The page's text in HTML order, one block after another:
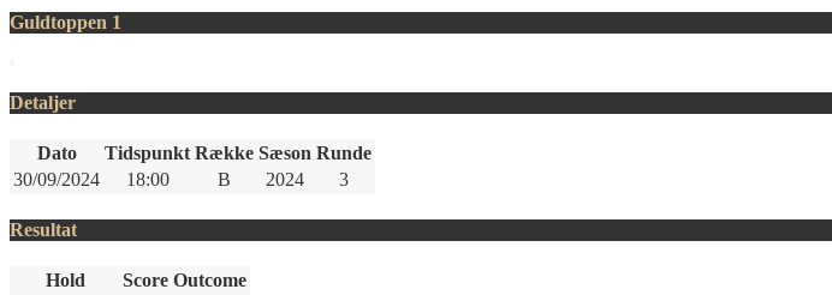
Guldtoppen 1
Detaljer
Dato Tidspunkt Række Sæson Runde
30/09/2024
18:00 B 2024 3
Resultat
Hold Score Outcome